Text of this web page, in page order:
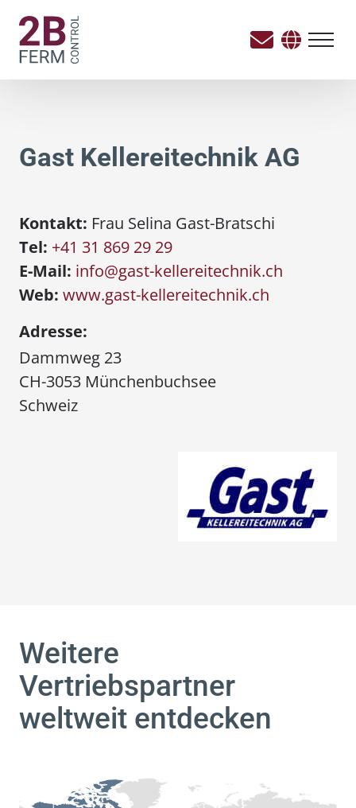
Gast Kellereitechnik AG
Kontakt: Frau Selina Gast-Bratschi
Tel: +41 31 869 29 29
E-Mail: info@gast-kellereitechnik.ch
Web: www.gast-kellereitechnik.ch
Adresse:
Dammweg 23
CH-3053 Münchenbuchsee
Schweiz
Weitere
Vertriebspartner
weltweit entdecken